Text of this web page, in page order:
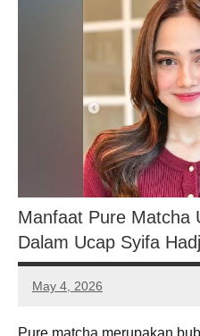
Manfaat Pure Matcha
Dalam Ucap Syifa
May 4, 2026
Noah